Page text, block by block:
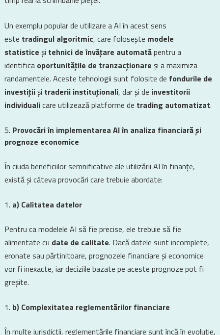
Un exemplu popular de utilizare a AI în acest sens
este tradingul algoritmic, care folosește modele
statistice și tehnici de învățare automatăpentru a
identifica oportunitățile de tranzacționare și a maximiza
randamentele. Aceste tehnologii sunt folosite de fondurile de
investițiiși traderii instituționali, dar și de investitorii
individualicare utilizează platforme de trading automatizat.
Provocări în implementarea AI în analiza financiară și
prognoze economice
În ciuda beneficiilor semnificative ale utilizării AI în finanțe,
există și câteva provocări care trebuie abordate:
a) Calitatea datelor
Pentru ca modelele AI să fie precise, ele trebuie să fie
alimentate cu date de calitate. Dacă datele sunt incomplete,
eronate sau părtinitoare, prognozele financiare și economice
vor fi inexacte, iar deciziile bazate pe aceste prognoze pot fi
greșite.
b) Complexitatea reglementărilor financiare
În multe jurisdicții, reglementările financiare sunt încă în evoluție,